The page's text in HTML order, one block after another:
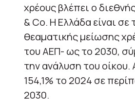
χρέους βλέπει ο
& Co. Η Ελλάδα είναι σε
θεαματικής μείωσης
του ΑΕΠ- ως το 2030,
την ανάλυση του οίκου.
154,1% το 2024 σε
2030.